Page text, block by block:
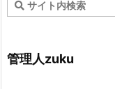
管理人zuku